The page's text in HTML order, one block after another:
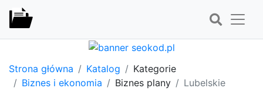
Strona główna Katalog
Kategorie
Biznes i ekonomia
Biznes plany Lubelskie